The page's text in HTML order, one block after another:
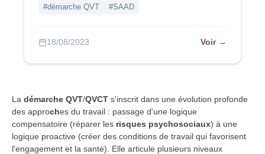
#démarche QVT #SAAD
18/08/2023 Voir →
La démarche QVT/QVCT s'inscrit dans une évolution profonde
des approches du travail : passage d'une logique
compensatoire (réparer les risques psychosociaux) à une
logique proactive (créer des conditions de travail qui favorisent
l'engagement et la santé). Elle articule plusieurs niveaux